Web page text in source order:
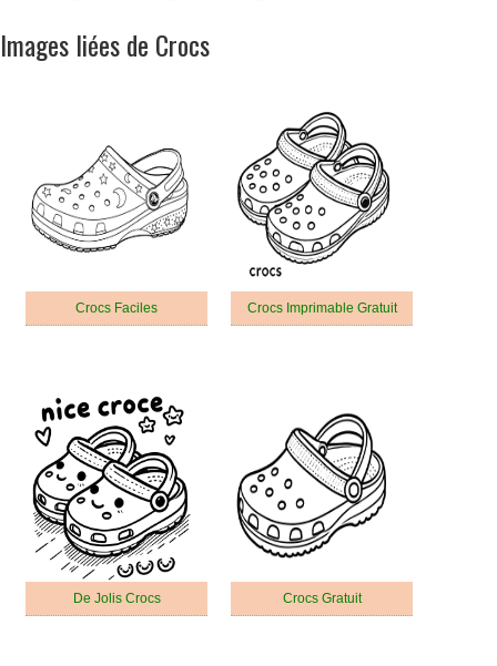
Images liées de Crocs
Crocs Faciles Crocs Imprimable Gratuit
De Jolis Crocs Crocs Gratuit